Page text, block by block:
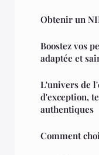
Obtenir un
Boostez vos
adaptée et
L'univers de
d'exception,
authentiques
Comment